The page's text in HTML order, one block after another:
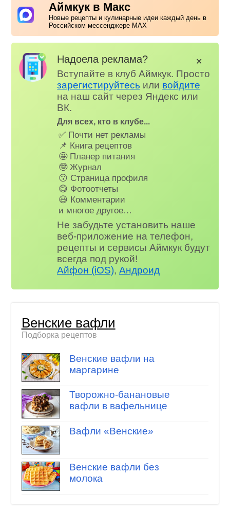
Аймкук в Макс
Новые рецепты и кулинарные идеи каждый день в
Российском мессенджере MAX
Надоела реклама?
Вступайте в клуб Аймкук. Просто
зарегистируйтесь или войдите
на наш сайт через Яндекс или
ВК.
Для всех, кто в клубе...
✅ Почти нет рекламы
📌 Книга рецептов
🤩 Планер питания
🤓 Журнал
😗 Страница профиля
😋 Фотоотчеты
😃 Комментарии
и многое другое…
Не забудьте установить наше
веб-приложение на телефон,
рецепты и сервисы Аймкук будут
всегда под рукой!
Айфон (iOS),Андроид
✕
Венские вафли
Подборка рецептов
Венские вафли на
маргарине
Творожно-банановые
вафли в вафельнице
Вафли «Венские»
Венские вафли без
молока